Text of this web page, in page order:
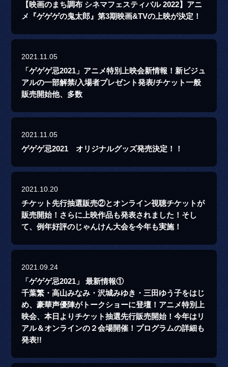
【映画のまち調布 シネマフェスティバル 2022】アニ
メ『ゲゲゲの鬼太郎』第3期映画&TVの上映が決定！
2021.11.05
「ゲゲゲ忌2021」アニメ特別上映会新情報！新ビジュ
アルの一部解禁/入場者プレゼント発表/チケット一般
販売開始他、多数
2021.11.05
ゲゲゲ忌2021 オリジナルグッズ発売決定！！
2021.10.20
チケット先行抽選販売②とオンライン視聴チケットが
販売開始！さらに上映作品も発表されました！そし
て、例年好評のじゃんけん大会を今年も実施！
2021.09.24
「ゲゲゲ忌2021」 最新情報①
千葉繁・高山みなみ・沢城みゆき・三田ゆう子をはじ
め、豪華声優陣がトークショーに登壇！アニメ特別上
映会、本日よりチケット抽選先行販売開始！今年はリ
アル＆オンラインの２会場開催！プログラムの詳細も
発表!!